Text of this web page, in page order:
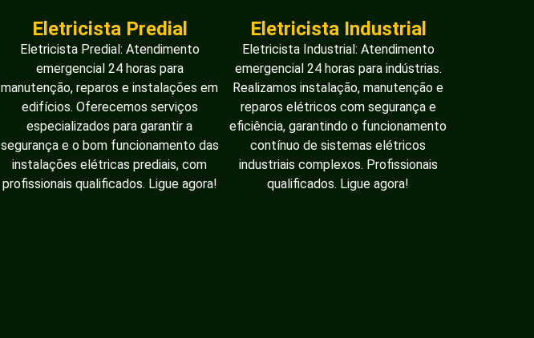
Eletricista Predial
Eletricista Predial: Atendimento
emergencial 24 horas para
manutenção, reparos e instalações em
edifícios. Oferecemos serviços
especializados para garantir a
segurança e o bom funcionamento das
instalações elétricas prediais, com
profissionais qualificados. Ligue agora!
Eletricista Industrial
Eletricista Industrial: Atendimento
emergencial 24 horas para indústrias.
Realizamos instalação, manutenção e
reparos elétricos com segurança e
eficiência, garantindo o funcionamento
contínuo de sistemas elétricos
industriais complexos. Profissionais
qualificados. Ligue agora!